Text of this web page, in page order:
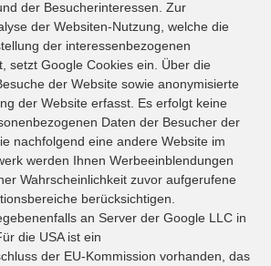
der Besucherinteressen. Zur
der Websiten-Nutzung, welche die
der interessenbezogenen
setzt Google Cookies ein. Über die
der Website sowie anonymisierte
der Website erfasst. Es erfolgt keine
Daten der Besucher der
nachfolgend eine andere Website im
werden Ihnen Werbeeinblendungen
Wahrscheinlichkeit zuvor aufgerufene
berücksichtigen.
an Server der Google LLC in
die USA ist ein
der EU-Kommission vorhanden, das